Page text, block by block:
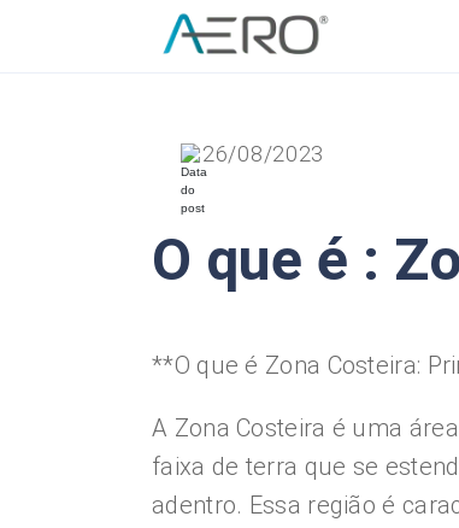
26/08/2023
O que é :
**O que é Zona Costeira:
A Zona Costeira é uma
faixa de terra que se
adentro. Essa região é